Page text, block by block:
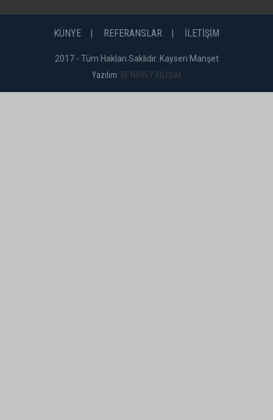
KÜNYE REFERANSLAR İLETİŞİM
2017 - Tüm Hakları Saklıdır. Kayseri Manşet
Yazılım: BEYRİBEY BİLİŞİM